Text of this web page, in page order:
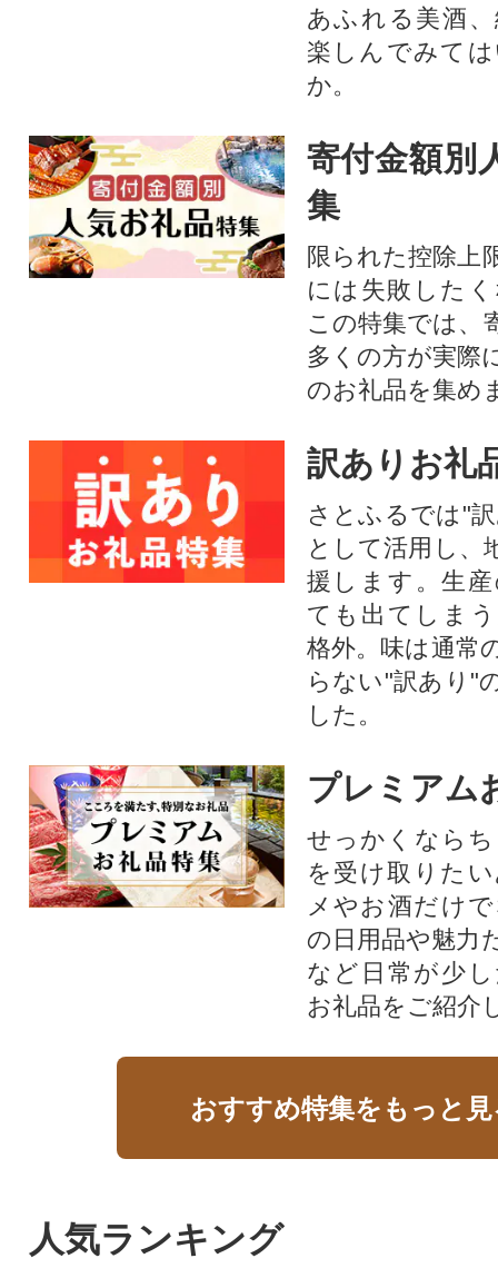
あふれる美酒
楽しんでみて
か。
寄付金額別
集
限られた控除上
には失敗した
この特集では、
多くの方が実際
のお礼品を集め
訳ありお礼
さとふるでは"
として活用し、
援します。⽣
ても出てしま
格外。味は通常
らない"訳あり"
した。
プレミアム
せっかくなら
を受け取りた
メやお酒だけ
の日用品や魅力
など日常が少
お礼品をご紹介
おすすめ特集をもっと
人気ランキング